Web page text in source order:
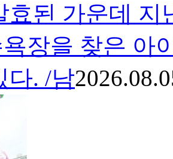
효된 가운데 지
장을 찾은 아
다. /남